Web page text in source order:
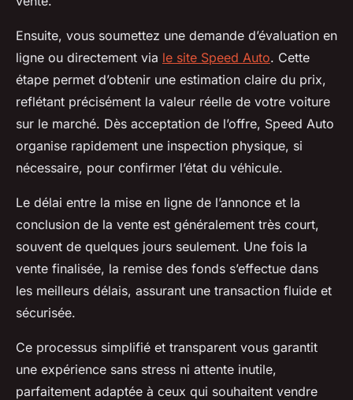
Ensuite, vous soumettez une demande d’évaluation en
ligne ou directement via le site Speed Auto. Cette
étape permet d’obtenir une estimation claire du prix,
reflétant précisément la valeur réelle de votre voiture
sur le marché. Dès acceptation de l’offre, Speed Auto
organise rapidement une inspection physique, si
nécessaire, pour confirmer l’état du véhicule.
Le délai entre la mise en ligne de l’annonce et la
conclusion de la vente est généralement très court,
souvent de quelques jours seulement. Une fois la
vente finalisée, la remise des fonds s’effectue dans
les meilleurs délais, assurant une transaction fluide et
sécurisée.
Ce processus simplifié et transparent vous garantit
une expérience sans stress ni attente inutile,
parfaitement adaptée à ceux qui souhaitent vendre